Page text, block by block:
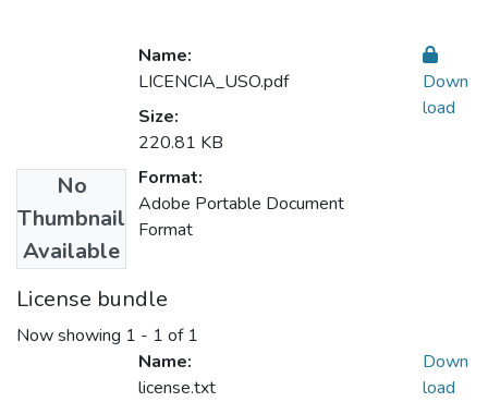
No
Thumbnail
Available
Name:
LICENCIA_USO.pdf
Size:
220.81 KB
Format:
Adobe Portable Document
Format
Down
load
License bundle
Now showing 1 - 1 of 1
Name:
license.txt
Down
load